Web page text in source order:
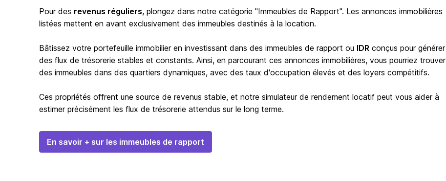
Pour des revenus réguliers, plongez dans notre catégorie "Immeubles de Rapport". Les annonces immobilières
listées mettent en avant exclusivement des immeubles destinés à la location.
Bâtissez votre portefeuille immobilier en investissant dans des immeubles de rapport ou IDR conçus pour générer
des flux de trésorerie stables et constants. Ainsi, en parcourant ces annonces immobilières, vous pourriez trouver
des immeubles dans des quartiers dynamiques, avec des taux d'occupation élevés et des loyers compétitifs.
Ces propriétés offrent une source de revenus stable, et notre simulateur de rendement locatif peut vous aider à
estimer précisément les flux de trésorerie attendus sur le long terme.
En savoir + sur les immeubles de rapport